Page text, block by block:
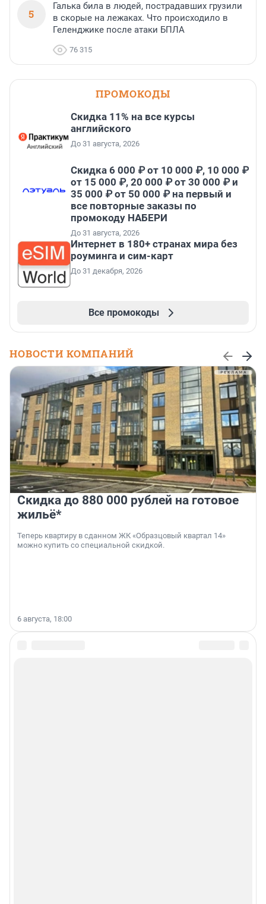
5
Галька била в людей, пострадавших грузили
в скорые на лежаках. Что происходило в
Геленджике после атаки БПЛА
76 315
ПРОМОКОДЫ
Скидка 11% на все курсы
английского
До 31 августа, 2026
Скидка 6 000 ₽ от 10 000 ₽, 10 000 ₽
от 15 000 ₽, 20 000 ₽ от 30 000 ₽ и
35 000 ₽ от 50 000 ₽ на первый и
все повторные заказы по
промокоду НАБЕРИ
До 31 августа, 2026
Интернет в 180+ странах мира без
роуминга и сим-карт
До 31 декабря, 2026
Все промокоды
НОВОСТИ КОМПАНИЙ
Скидка до 880 000 рублей на готовое
жильё*
Теперь квартиру в сданном ЖК «Образцовый квартал 14»
можно купить со специальной скидкой.
6 августа, 18:00